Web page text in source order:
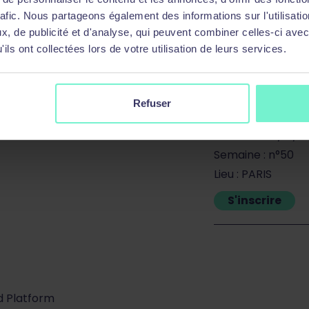
Nous partageons également des informations sur
de publicité et d'analyse, qui peuvent combiner celles-ci
ont collectées lors de votre utilisation de leurs services.
Refuser
Platform
S'inscrire
conteneurs
Date : du 09/12/
Semaine : n°50
Lieu : PARIS
S'inscrire